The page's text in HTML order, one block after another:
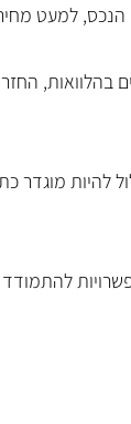
בהלוואות,
להיות מוגדר